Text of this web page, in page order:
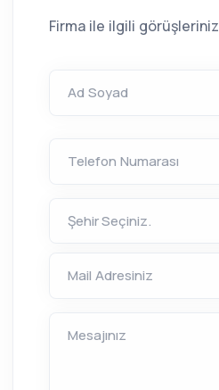
Firma ile ilgili
Ad Soyad
Telefon Numarası
Mail Adresiniz
Mesajınız